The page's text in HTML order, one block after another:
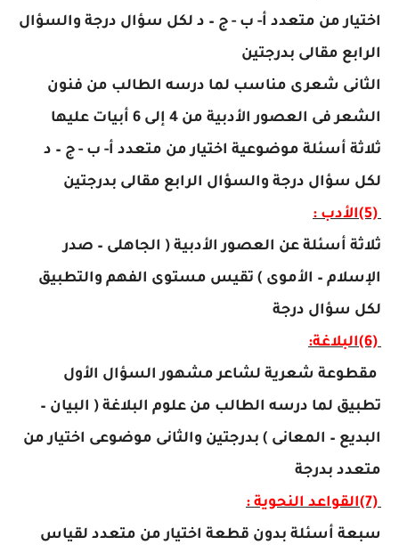
اختيار من متعدد أ- ب - ج – د لكل سؤال درجة والسؤال
الرابع مقالى بدرجتين
الثانى شعرى مناسب لما درسه الطالب من فنون
الشعر فى العصور الأدبية من 4 إلى 6 أبيات عليها
ثلاثة أسئلة موضوعية اختيار من متعدد أ- ب - ج – د
لكل سؤال درجة والسؤال الرابع مقالى بدرجتين
(5)الأدب :
ثلاثة أسئلة عن العصور الأدبية ( الجاهلى – صدر
الإسلام – الأموى ) تقيس مستوى الفهم والتطبيق
لكل سؤال درجة
(6)البلاغة:
مقطوعة شعرية لشاعر مشهور السؤال الأول
تطبيق لما درسه الطالب من علوم البلاغة ( البيان –
البديع – المعانى ) بدرجتين والثانى موضوعى اختيار من
متعدد بدرجة
(7)القواعد النحوية :
سبعة أسئلة بدون قطعة اختيار من متعدد لقياس